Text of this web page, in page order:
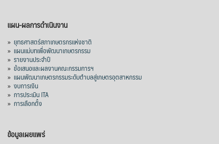
แผน-ผลการดำเนินงาน
» ยุทธศาสตร์สภาเกษตรกรแห่งชาติ
» แผนแม่บทเพื่อพัฒนาเกษตรกรรม
» รายงานประจำปี
» ข้อเสนอและผลงานคณะกรรมการฯ
» แผนพัฒนาเกษตรกรรมระดับตำบลสู่เกษตรอุตสาหกรรม
» งบการเงิน
» การประเมิน ITA
» การเลือกตั้ง
ข้อมูลเผยแพร่